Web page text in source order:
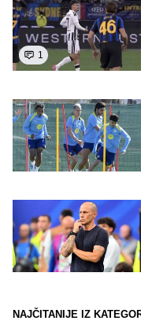
1
NAJČITANIJE IZ